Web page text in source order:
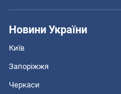
Новини України
Київ
Запоріжжя
Черкаси